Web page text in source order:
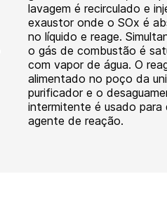
lavagem é recirculado e
exaustor onde o SOx é
no líquido e reage.
o gás de combustão é
com vapor de água. O
alimentado no poço da
purificador e o
intermitente é usado para
agente de reação.